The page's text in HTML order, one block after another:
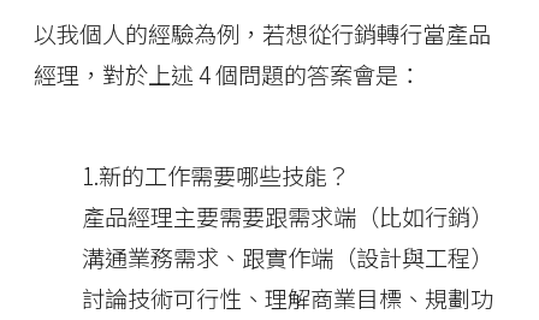
以我個人的經驗為例，若想從行銷轉行當產品
經理，對於上述 4 個問題的答案會是：
1.新的工作需要哪些技能？
產品經理主要需要跟需求端（比如行銷）
溝通業務需求、跟實作端（設計與工程）
討論技術可行性、理解商業目標、規劃功